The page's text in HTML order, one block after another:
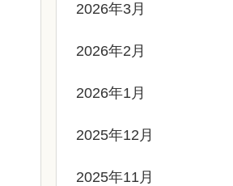
2026年3月
2026年2月
2026年1月
2025年12月
2025年11月